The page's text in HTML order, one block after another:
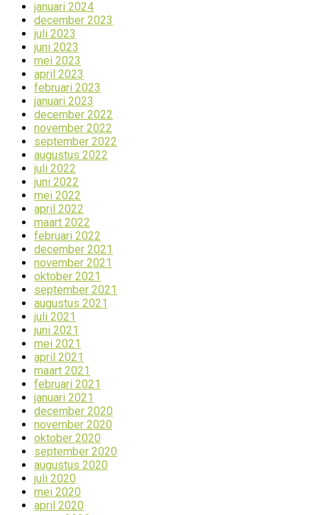
januari 2024
december 2023
juli 2023
juni 2023
mei 2023
april 2023
februari 2023
januari 2023
december 2022
november 2022
september 2022
augustus 2022
juli 2022
juni 2022
mei 2022
april 2022
maart 2022
februari 2022
december 2021
november 2021
oktober 2021
september 2021
augustus 2021
juli 2021
juni 2021
mei 2021
april 2021
maart 2021
februari 2021
januari 2021
december 2020
november 2020
oktober 2020
september 2020
augustus 2020
juli 2020
mei 2020
april 2020